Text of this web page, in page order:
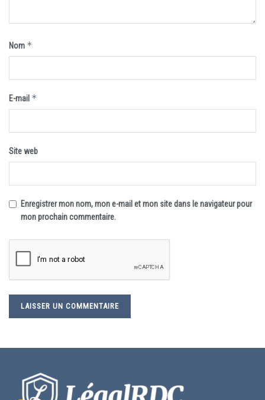
Nom *
E-mail *
Site web
Enregistrer mon nom, mon e-mail et mon site dans le navigateur pour
mon prochain commentaire.